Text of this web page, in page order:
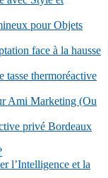
pour Objets
face à la hausse
tasse thermoréactive
Ami Marketing (Ou
privé Bordeaux
l’Intelligence et la